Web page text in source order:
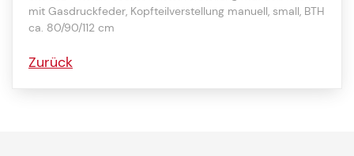
mit Gasdruckfeder, Kopfteilverstellung manuell, small, BTH
ca. 80/90/112 cm
Zurück